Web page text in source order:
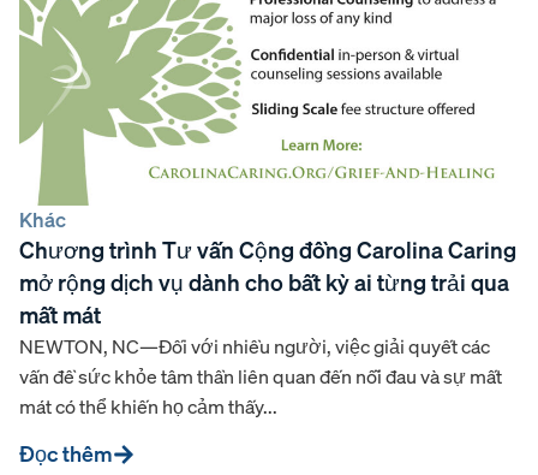
Khác
Chương trình Tư vấn Cộng đồng Carolina Caring
mở rộng dịch vụ dành cho bất kỳ ai từng trải qua
mất mát
NEWTON, NC—Đối với nhiều người, việc giải quyết các
vấn đề sức khỏe tâm thần liên quan đến nỗi đau và sự mất
mát có thể khiến họ cảm thấy...
Đọc thêm